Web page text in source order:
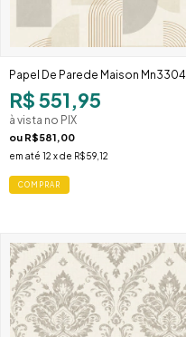
Papel De Parede Maison Mn3304
R$ 551,95
à vista no PIX
ou R$581,00
em até 12 x de R$59,12